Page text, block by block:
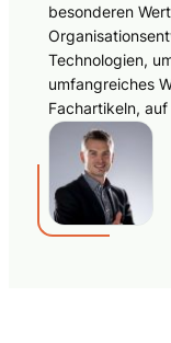
besonderen
Technologien,
umfangreiches
Fachartikeln,